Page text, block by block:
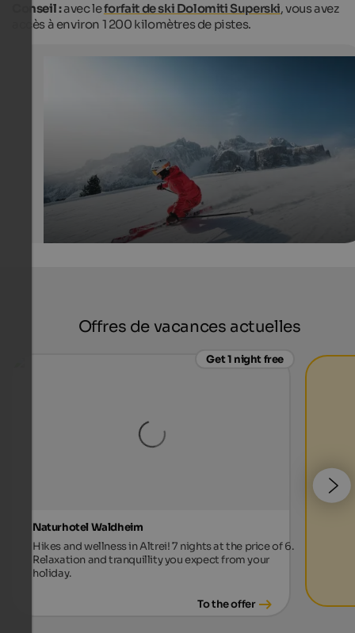
Conseil :avec leforfait de ski Dolomiti Superski, vous avez
accès à environ 1 200 kilomètres de pistes.
Offres de vacances actuelles
Get 1 night free
Naturhotel Waldheim
Hikes and wellness in Altrei! 7 nights at the price of 6.
Relaxation and tranquillity you expect from your
holiday.
To the offer